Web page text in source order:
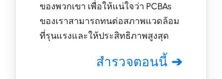
ของพวกเขา เพื่อให้แน่ใจว่า PCBAs
ของเราสามารถทนต่อสภาพแวดล้อม
ที่รุนแรงและให้ประสิทธิภาพสูงสุด
สำรวจตอนนี้